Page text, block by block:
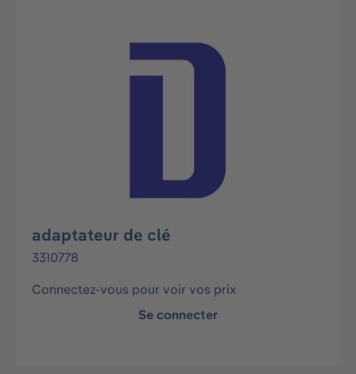
Ignorer la galerie d'images
adaptateur de clé
3310778
Connectez-vous pour voir vos prix
Se connecter